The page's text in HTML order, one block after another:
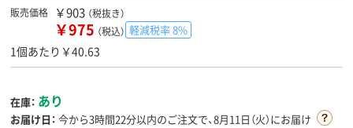
販売価格 ￥903 （税抜き）
￥975 （税込） 軽減税率 8%
1個あたり￥40.63
在庫： あり
お届け日： 今から3時間22分以内のご注文で、8月11日（火）にお届け